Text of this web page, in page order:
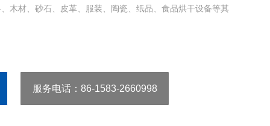
木材、砂石、皮革、服装、陶瓷、纸品、食品烘干设备等其
服务电话：86-1583-2660998